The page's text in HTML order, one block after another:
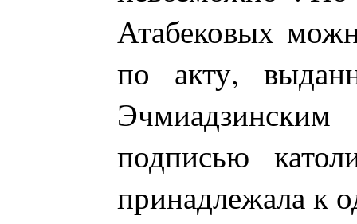
Атабековых
по акту,
подписью
принадлежала к